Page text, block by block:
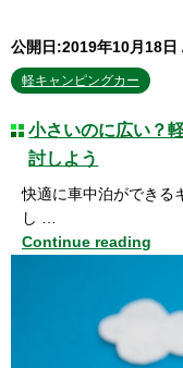
公開日:2019年10月18日
軽キャンピングカー
小さいのに広い？
討しよう
快適に車中泊ができる
し …
Continue reading